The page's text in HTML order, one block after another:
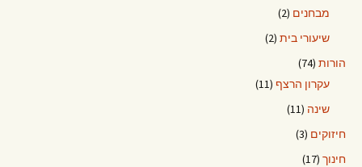
מבחנים (2)
שיעורי בית (2)
הורות (74)
עקרון הרצף (11)
שינה (11)
חיזוקים (3)
חינוך (17)